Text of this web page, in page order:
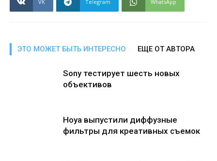
VK Telegram WhatsApp
ЭТО МОЖЕТ БЫТЬ ИНТЕРЕСНО ЕЩЕ ОТ АВТОРА
Sony тестирует шесть новых
объективов
Hoya выпустили диффузные
фильтры для креативных съемок